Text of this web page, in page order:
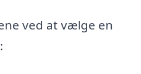
ved at vælge en